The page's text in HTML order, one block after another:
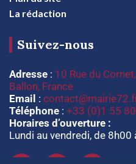
La rédaction
Suivez-nous
Adresse : 10 Rue du
Ballon, France
Email :
Téléphone : +33 (0)1 55
Horaires d’ouverture :
Lundi au vendredi, de 8h00